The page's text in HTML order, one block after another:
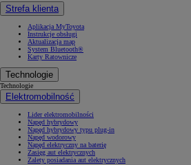
Strefa klienta
Aplikacja MyToyota
Instrukcje obsługi
Aktualizacja map
System Bluetooth®
Karty Ratownicze
Technologie
Technologie
Elektromobilność
Lider elektromobilności
Napęd hybrydowy
Napęd hybrydowy typu plug-in
Napęd wodorowy
Napęd elektryczny na baterię
Zasięg aut elektrycznych
Zalety posiadania aut elektrycznych